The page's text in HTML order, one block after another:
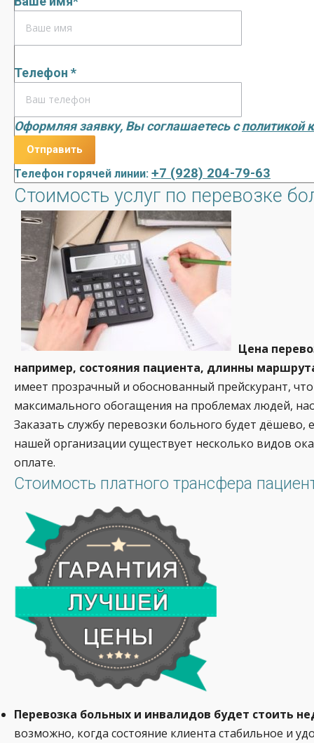
Телефон *
Оформляя заявку, Вы соглашаетесь сполитикой
Телефон горячей линии: +7 (928) 204-79-63
Стоимость услуг по перевозке
Цена
например, состояния пациента, длинны
имеет прозрачный и обоснованный прейскурант,
максимального обогащения на проблемах людей,
Заказать службу перевозки больного будет
нашей организации существует несколько видов
оплате.
Стоимость платного трансфера
Перевозка больных и инвалидов будет стоить
возможно, когда состояние клиента стабильное и